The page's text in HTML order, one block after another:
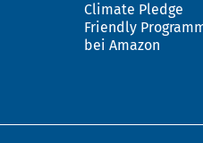
Climate Pledge
Friendly
bei Amazon